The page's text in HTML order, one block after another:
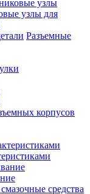
узлы
узлы для
Разъемные
корпусов